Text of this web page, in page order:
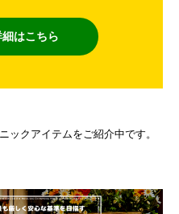
はこちら
ックアイテムをご紹介中です。